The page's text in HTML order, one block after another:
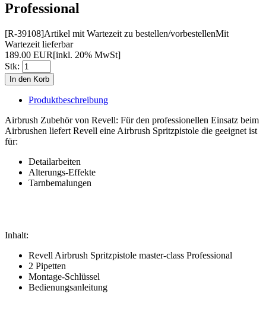
Professional
[R-39108]Artikel mit Wartezeit zu bestellen/vorbestellenMit
Wartezeit lieferbar
189.00 EUR[inkl. 20% MwSt]
Stk:
Produktbeschreibung
Airbrush Zubehör von Revell: Für den professionellen Einsatz beim
Airbrushen liefert Revell eine Airbrush Spritzpistole die geeignet ist
für:
Detailarbeiten
Alterungs-Effekte
Tarnbemalungen
Inhalt:
Revell Airbrush Spritzpistole master-class Professional
2 Pipetten
Montage-Schlüssel
Bedienungsanleitung